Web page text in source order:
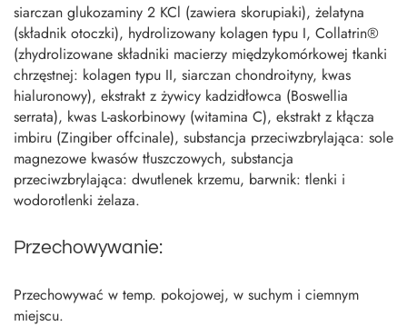
siarczan glukozaminy 2 KCl (zawiera skorupiaki), żelatyna
(składnik otoczki), hydrolizowany kolagen typu I, Collatrin®
(zhydrolizowane składniki macierzy międzykomórkowej tkanki
chrzęstnej: kolagen typu II, siarczan chondroityny, kwas
hialuronowy), ekstrakt z żywicy kadzidłowca (Boswellia
serrata), kwas L-askorbinowy (witamina C), ekstrakt z kłącza
imbiru (Zingiber offcinale), substancja przeciwzbrylająca: sole
magnezowe kwasów tłuszczowych, substancja
przeciwzbrylająca: dwutlenek krzemu, barwnik: tlenki i
wodorotlenki żelaza.
Przechowywanie:
Przechowywać w temp. pokojowej, w suchym i ciemnym
miejscu.